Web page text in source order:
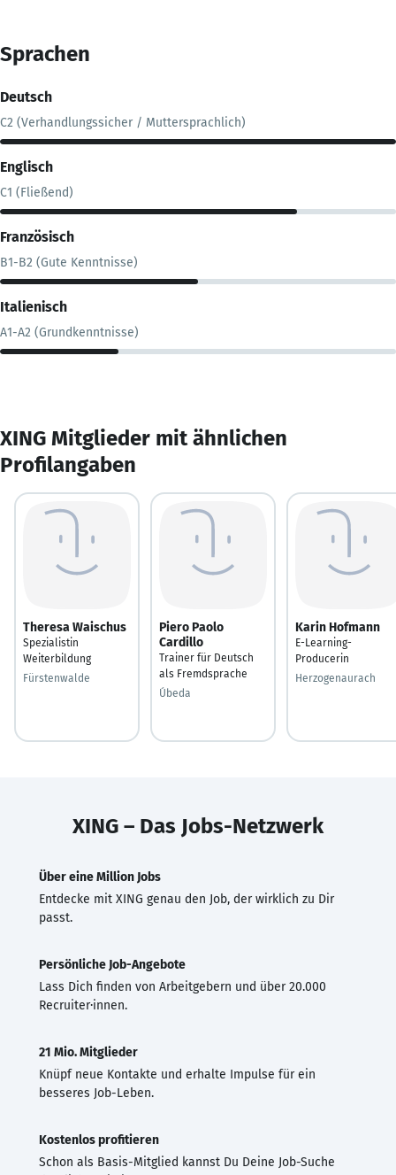
Sprachen
Deutsch
C2 (Verhandlungssicher / Muttersprachlich)
Englisch
C1 (Fließend)
Französisch
B1-B2 (Gute Kenntnisse)
Italienisch
A1-A2 (Grundkenntnisse)
XING Mitglieder mit ähnlichen
Profilangaben
Theresa Waischus
Spezialistin
Weiterbildung
Fürstenwalde
Piero Paolo
Cardillo
Trainer für Deutsch
als Fremdsprache
Úbeda
Karin Hofmann
E-Learning-
Producerin
Herzogenaurach
XING – Das Jobs-Netzwerk
Über eine Million Jobs
Entdecke mit XING genau den Job, der wirklich zu Dir
passt.
Persönliche Job-Angebote
Lass Dich finden von Arbeitgebern und über 20.000
Recruiter·innen.
21 Mio. Mitglieder
Knüpf neue Kontakte und erhalte Impulse für ein
besseres Job-Leben.
Kostenlos profitieren
Schon als Basis-Mitglied kannst Du Deine Job-Suche